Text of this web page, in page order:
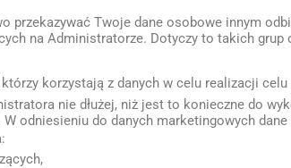
przekazywać Twoje dane osobowe innym
na Administratorze. Dotyczy to takich grup
korzystają z danych w celu realizacji celu
nie dłużej, niż jest to konieczne do
odniesieniu do danych marketingowych dane